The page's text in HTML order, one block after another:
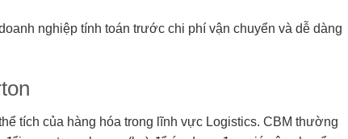
nghiệp tính toán trước chi phí vận chuyển và dễ dàng
tích của hàng hóa trong lĩnh vực Logistics. CBM thường